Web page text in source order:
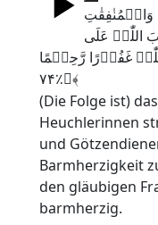
وَالۡمُنٰفِقٰتِ
عَلَی
غَفُوۡرًا رَّحِیۡمًا
﴿٪۷۴﴾
(Die Folge ist)
Heuchlerinnen
und
Barmherzigkeit
den gläubigen
barmherzig.